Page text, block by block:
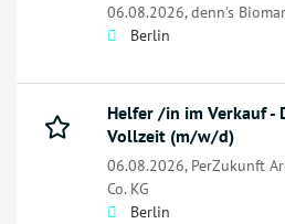
06.08.2026,denn's
Berlin
Helfer /in im Verkauf -
Vollzeit (m/w/d)
06.08.2026, PerZukunft
Co. KG
Berlin